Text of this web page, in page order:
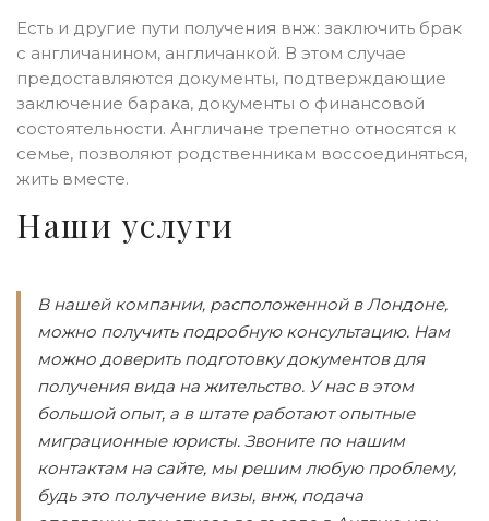
Есть и другие пути получения внж: заключить брак
с англичанином, англичанкой. В этом случае
предоставляются документы, подтверждающие
заключение барака, документы о финансовой
состоятельности. Англичане трепетно относятся к
семье, позволяют родственникам воссоединяться,
жить вместе.
Наши услуги
В нашей компании, расположенной в Лондоне,
можно получить подробную консультацию. Нам
можно доверить подготовку документов для
получения вида на жительство. У нас в этом
большой опыт, а в штате работают опытные
миграционные юристы. Звоните по нашим
контактам на сайте, мы решим любую проблему,
будь это получение визы, внж, подача